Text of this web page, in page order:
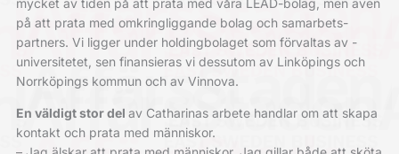
mycket av tiden på att prata med våra LEAD-bolag, men även
på att prata med omkringliggande bolag och samarbets­
partners. Vi ligger under holdingbolaget som förvaltas av ­
universitetet, sen finansieras vi dessutom av Linköpings och
Norrköpings kommun och av Vinnova.
En väldigt stor del av Catharinas arbete handlar om att skapa
kontakt och prata med människor.